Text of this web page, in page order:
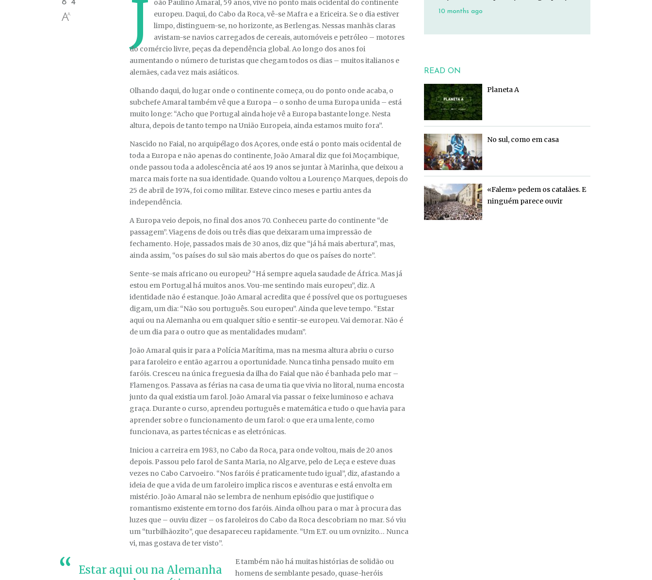
J
oão Paulino Amaral, 59 anos, vive no ponto mais ocidental do continente
europeu. Daqui, do Cabo da Roca, vê-se Mafra e a Ericeira. Se o dia estiver
limpo, distinguem-se, no horizonte, as Berlengas. Nessas manhãs claras
avistam-se navios carregados de cereais, automóveis e petróleo – motores
do comércio livre, peças da dependência global. Ao longo dos anos foi
aumentando o número de turistas que chegam todos os dias – muitos italianos e
alemães, cada vez mais asiáticos.
Olhando daqui, do lugar onde o continente começa, ou do ponto onde acaba, o
subchefe Amaral também vê que a Europa – o sonho de uma Europa unida – está
muito longe: “Acho que Portugal ainda hoje vê a Europa bastante longe. Nesta
altura, depois de tanto tempo na União Europeia, ainda estamos muito fora”.
Nascido no Faial, no arquipélago dos Açores, onde está o ponto mais ocidental de
toda a Europa e não apenas do continente, João Amaral diz que foi Moçambique,
onde passou toda a adolescência até aos 19 anos se juntar à Marinha, que deixou a
marca mais forte na sua identidade. Quando voltou a Lourenço Marques, depois do
25 de abril de 1974, foi como militar. Esteve cinco meses e partiu antes da
independência.
A Europa veio depois, no final dos anos 70. Conheceu parte do continente “de
passagem”. Viagens de dois ou três dias que deixaram uma impressão de
fechamento. Hoje, passados mais de 30 anos, diz que “já há mais abertura”, mas,
ainda assim, “os países do sul são mais abertos do que os países do norte”.
Sente-se mais africano ou europeu? “Há sempre aquela saudade de África. Mas já
estou em Portugal há muitos anos. Vou-me sentindo mais europeu”, diz. A
identidade não é estanque. João Amaral acredita que é possível que os portugueses
digam, um dia: “Não sou português. Sou europeu”. Ainda que leve tempo. “Estar
aqui ou na Alemanha ou em qualquer sítio e sentir-se europeu. Vai demorar. Não é
de um dia para o outro que as mentalidades mudam”.
João Amaral quis ir para a Polícia Marítima, mas na mesma altura abriu o curso
para faroleiro e então agarrou a oportunidade. Nunca tinha pensado muito em
faróis. Cresceu na única freguesia da ilha do Faial que não é banhada pelo mar –
Flamengos. Passava as férias na casa de uma tia que vivia no litoral, numa encosta
junto da qual existia um farol. João Amaral via passar o feixe luminoso e achava
graça. Durante o curso, aprendeu português e matemática e tudo o que havia para
aprender sobre o funcionamento de um farol: o que era uma lente, como
funcionava, as partes técnicas e as eletrónicas.
Iniciou a carreira em 1983, no Cabo da Roca, para onde voltou, mais de 20 anos
depois. Passou pelo farol de Santa Maria, no Algarve, pelo de Leça e esteve duas
vezes no Cabo Carvoeiro. “Nos faróis é praticamente tudo igual”, diz, afastando a
ideia de que a vida de um faroleiro implica riscos e aventuras e está envolta em
mistério. João Amaral não se lembra de nenhum episódio que justifique o
romantismo existente em torno dos faróis. Ainda olhou para o mar à procura das
luzes que – ouviu dizer – os faroleiros do Cabo da Roca descobriam no mar. Só viu
um “turbilhãozito”, que desapareceu rapidamente. “Um E.T. ou um ovnizito… Nunca
vi, mas gostava de ter visto”.
Estar aqui ou na Alemanha
E também não há muitas histórias de solidão ou
homens de semblante pesado, quase-heróis
8' 4''
10 months ago
READ ON
Planeta A
No sul, como em casa
«Falem» pedem os catalães. E
ninguém parece ouvir